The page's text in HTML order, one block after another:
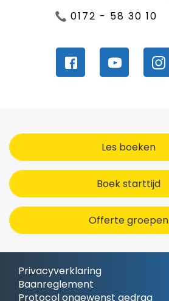
0172 - 58 30 10
Les boeken
Boek starttijd
Offerte groepen
Privacyverklaring
Baanreglement
Protocol ongewenst gedrag